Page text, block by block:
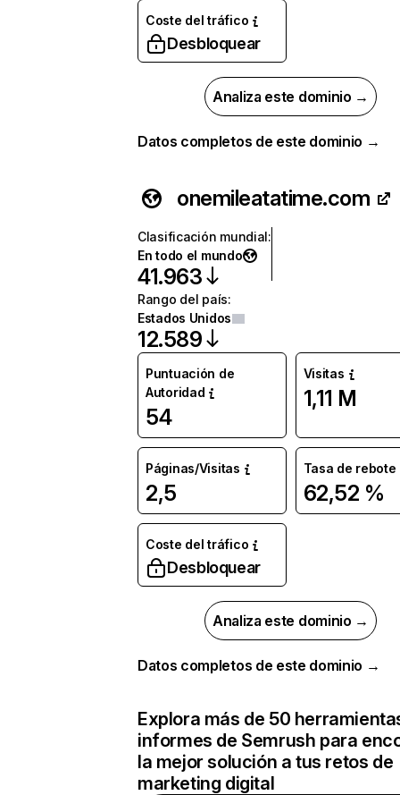
Coste del tráfico
Desbloquear
Analiza este dominio →
Datos completos de este dominio →
onemileatatime.com
Clasificación mundial:
En todo el mundo
41.963
Rango del país:
Estados Unidos
12.589
Puntuación de
Autoridad
54
Visitas
1,11 M
Páginas/Visitas
2,5
Tasa de rebote
62,52 %
Coste del tráfico
Desbloquear
Analiza este dominio →
Datos completos de este dominio →
Explora más de 50
informes de Semrush para
la mejor solución a tus retos de
marketing digital